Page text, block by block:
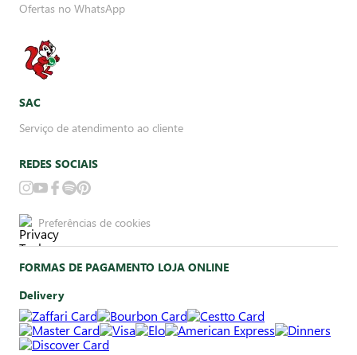
Ofertas no WhatsApp
SAC
Serviço de atendimento ao cliente
REDES SOCIAIS
Preferências de cookies
FORMAS DE PAGAMENTO LOJA ONLINE
Delivery